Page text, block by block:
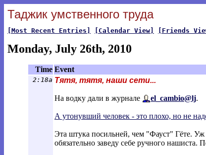
Таджик умственного труда
[Most Recent Entries] [Calendar View] [Friends
Monday, July 26th, 2010
Time Event
2:18a Тятя, тятя, наши сети...
На водку дали в журнале el_cambio@lj.
А утонувший человек - это плохо, но не
Эта штука посильней, чем "Фауст" Гёте. Уж
обязательно заведу себе ручного